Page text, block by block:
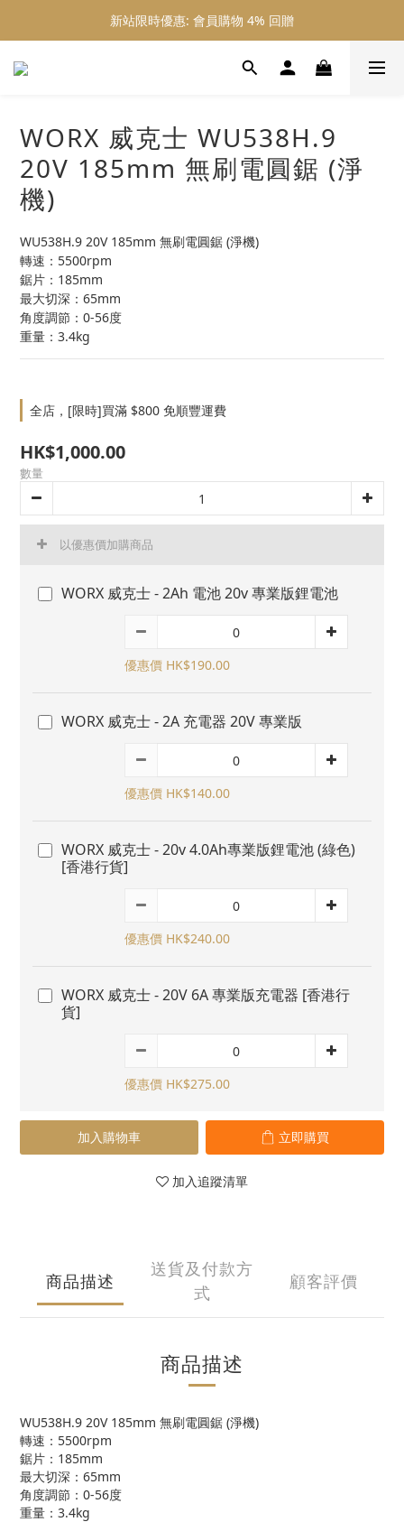
新站限時優惠: 會員購物 4% 回贈
新站限時優惠: 會員購物 4% 回贈
WORX 威克士 WU538H.9
20V 185mm 無刷電圓鋸 (淨
機)
WU538H.9 20V 185mm 無刷電圓鋸 (淨機)
轉速：5500rpm
鋸片：185mm
最大切深：65mm
角度調節：0-56度
重量：3.4kg
全店，[限時]買滿 $800 免順豐運費
HK$1,000.00
數量
以優惠價加購商品
WORX 威克士 - 2Ah 電池 20v 專業版鋰電池
優惠價 HK$190.00
WORX 威克士 - 2A 充電器 20V 專業版
優惠價 HK$140.00
WORX 威克士 - 20v 4.0Ah專業版鋰電池 (綠色)
[香港行貨]
優惠價 HK$240.00
WORX 威克士 - 20V 6A 專業版充電器 [香港行
貨]
優惠價 HK$275.00
加入購物車 立即購買
加入追蹤清單
商品描述
送貨及付款方
式
顧客評價
商品描述
WU538H.9 20V 185mm 無刷電圓鋸 (淨機)
轉速：5500rpm
鋸片：185mm
最大切深：65mm
角度調節：0-56度
重量：3.4kg